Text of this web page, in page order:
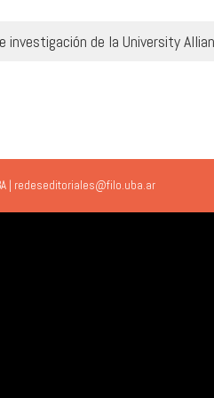
investigación de la University
| redeseditoriales@filo.uba.ar